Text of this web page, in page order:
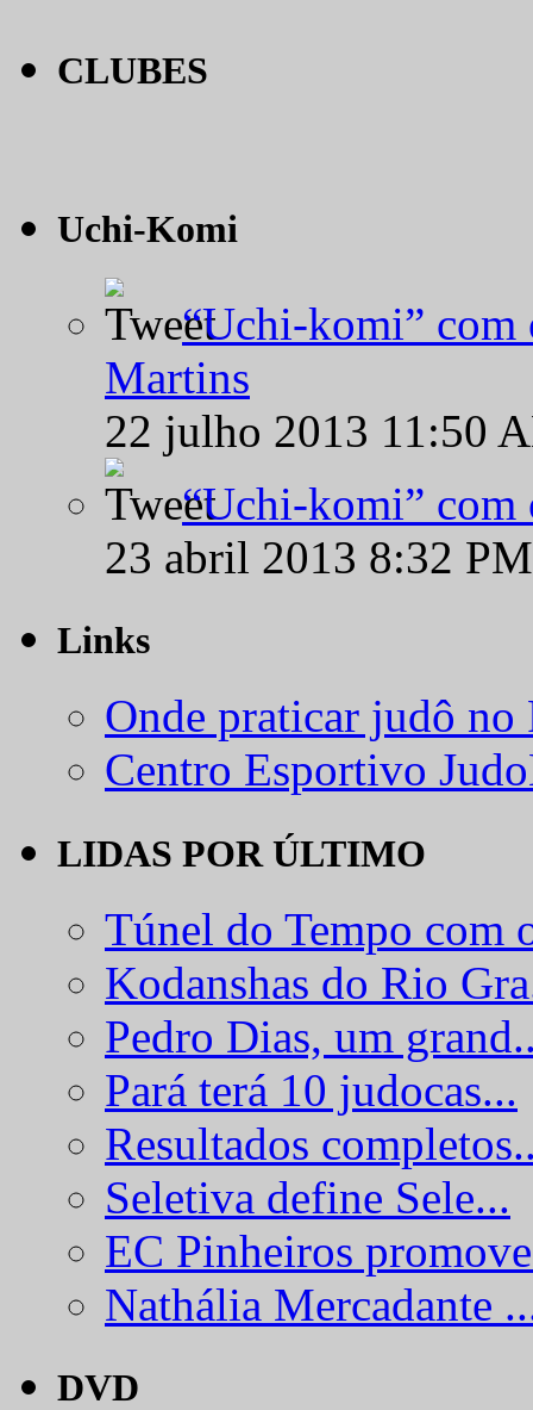
CLUBES
Uchi-Komi
“Uchi-komi” com
Martins
22 julho 2013 11:50
“Uchi-komi” com
23 abril 2013 8:32
Links
Onde praticar judô
Centro Esportivo
LIDAS POR ÚLTIMO
Túnel do Tempo com
Kodanshas do Rio
Pedro Dias, um
Pará terá 10 judocas...
Resultados
Seletiva define Sele...
EC Pinheiros
Nathália Mercadante
DVD